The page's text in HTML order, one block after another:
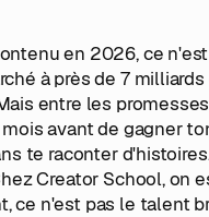
en 2026, ce
à près de 7
entre les
mois avant de gagner
te raconter
Creator School, on
ce n'est pas le talent